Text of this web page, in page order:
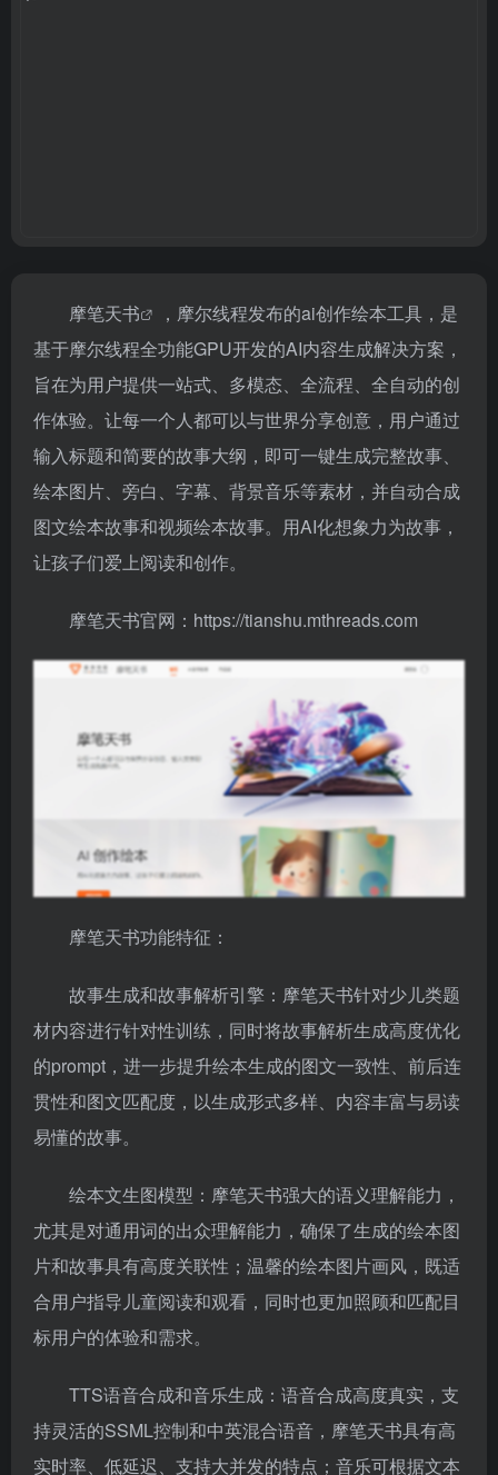
摩笔天书
，摩尔线程发布的ai创作绘本工具，是
基于摩尔线程全功能GPU开发的AI内容生成解决方案，
旨在为用户提供一站式、多模态、全流程、全自动的创
作体验。让每一个人都可以与世界分享创意，用户通过
输入标题和简要的故事大纲，即可一键生成完整故事、
绘本图片、旁白、字幕、背景音乐等素材，并自动合成
图文绘本故事和视频绘本故事。用AI化想象力为故事，
让孩子们爱上阅读和创作。
摩笔天书官网：https://tianshu.mthreads.com
摩笔天书功能特征：
故事生成和故事解析引擎：摩笔天书针对少儿类题
材内容进行针对性训练，同时将故事解析生成高度优化
的prompt，进一步提升绘本生成的图文一致性、前后连
贯性和图文匹配度，以生成形式多样、内容丰富与易读
易懂的故事。
绘本文生图模型：摩笔天书强大的语义理解能力，
尤其是对通用词的出众理解能力，确保了生成的绘本图
片和故事具有高度关联性；温馨的绘本图片画风，既适
合用户指导儿童阅读和观看，同时也更加照顾和匹配目
标用户的体验和需求。
TTS语音合成和音乐生成：语音合成高度真实，支
持灵活的SSML控制和中英混合语音，摩笔天书具有高
实时率、低延迟、支持大并发的特点；音乐可根据文本